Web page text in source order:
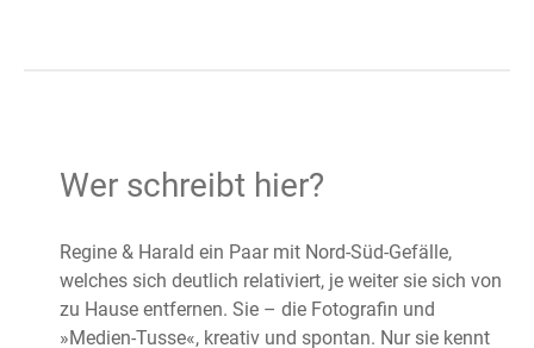
Wer schreibt hier?
Regine & Harald ein Paar mit Nord-Süd-Gefälle,
welches sich deutlich relativiert, je weiter sie sich von
zu Hause entfernen. Sie – die Fotografin und
»Medien-Tusse«, kreativ und spontan. Nur sie kennt